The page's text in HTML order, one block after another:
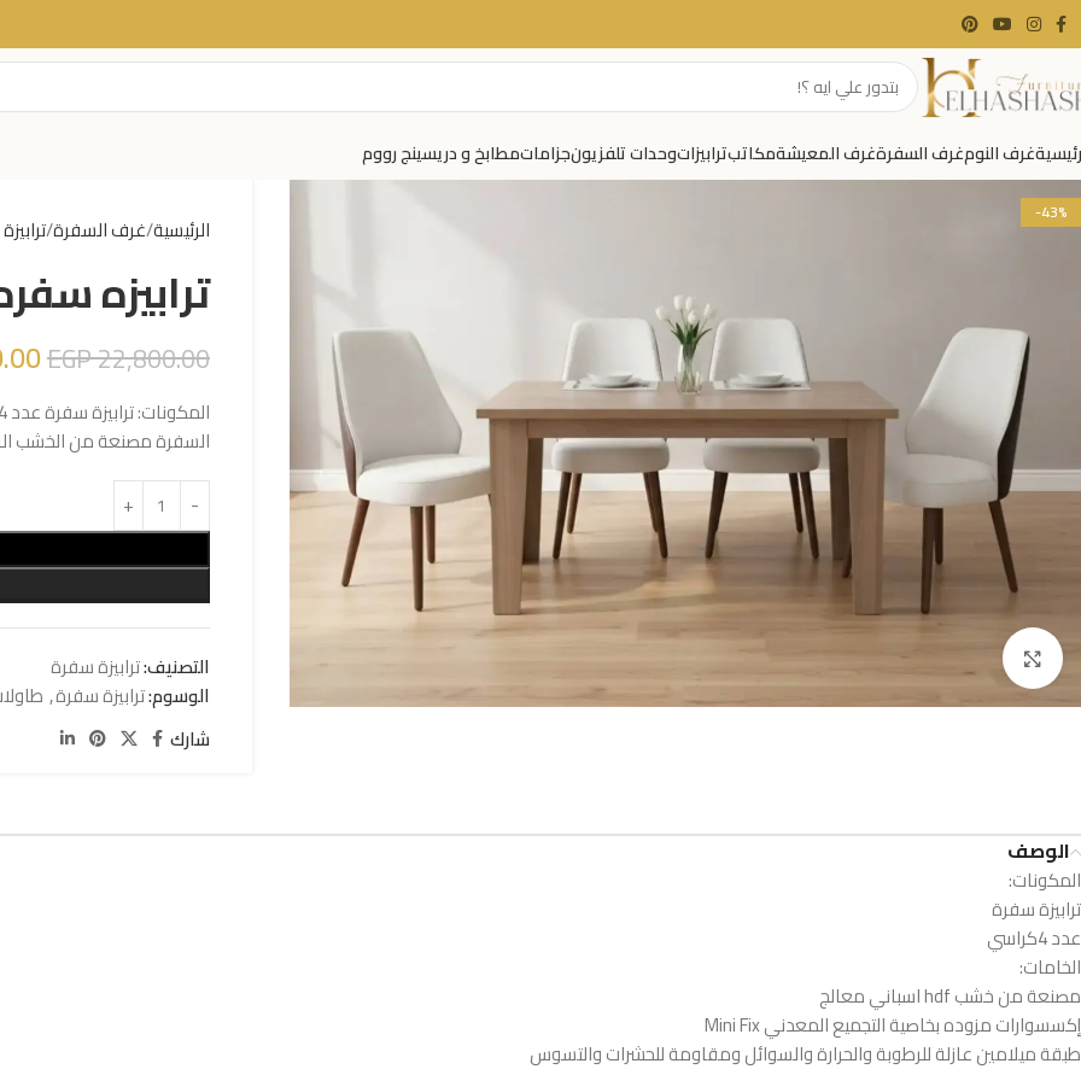
غرف النومغرف السفرةغرف المعيشةمكاتبترابيزاتوحدات تلفزيونجزاماتمطابخ و دريسينج رووم
-43%
Click to enlarge
الرئيسية غرف السفرة
ترابيزه سفره
EGP22,800.00
السفرة مصنعة من الخشب
التصنيف:ترابيزة سفرة
الوسوم:ترابيزة سفرة,
شارك
الوصف
المكونات:
ترابيزة سفرة
عدد 4كراسي
الخامات:
مصنعة من خشب hdf اسباني معالج
إكسسوارات مزوده بخاصية التجميع المعدني Mini Fix
طبقة ميلامين عازلة للرطوبة والحرارة والسوائل ومقاومة للحشرات والتسوس